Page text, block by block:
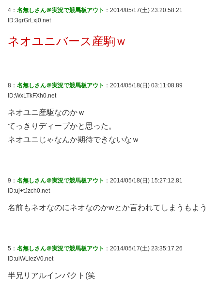
4： 名無しさん＠実況で競馬板アウト ：2014/05/17(土) 23:20:58.21
ID:3grGrLxj0.net
ネオユニバース産駒ｗ
8： 名無しさん＠実況で競馬板アウト ：2014/05/18(日) 03:11:08.89
ID:WxLTkFXh0.net
ネオユニ産駆なのかｗ
てっきりディープかと思った。
ネオユニじゃなんか期待できないなｗ
9： 名無しさん＠実況で競馬板アウト ：2014/05/18(日) 15:27:12.81
ID:uj+tJzch0.net
名前もネオなのにネオなのかwとか言われてしまうもよう
5： 名無しさん＠実況で競馬板アウト ：2014/05/17(土) 23:35:17.26
ID:uiWLlezV0.net
半兄リアルインパクト(笑